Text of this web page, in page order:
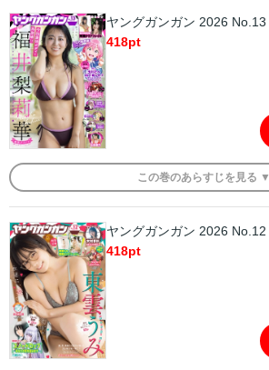
ヤングガンガン 2026 No.13
418pt
この巻のあらすじを 見る ▼
ヤングガンガン 2026 No.12
418pt